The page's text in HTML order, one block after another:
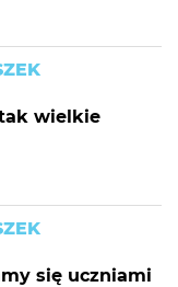
wielkie
się uczniami